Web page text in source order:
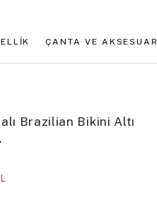
ÇANTA VE AKSESUAR
Brazilian Bikini Altı